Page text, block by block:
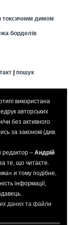
токсичним димом
борделів
| пошук
використана
авторських
чи без активного
за законом (див.
редактор – Андрій
те, що читаєте.
и тому подібне,
інформації,
даних та файли